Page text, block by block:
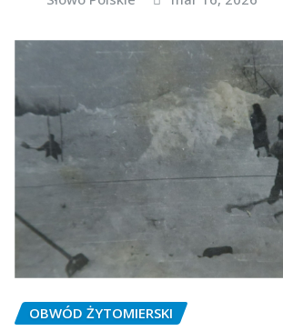
OBWÓD ŻYTOMIERSKI